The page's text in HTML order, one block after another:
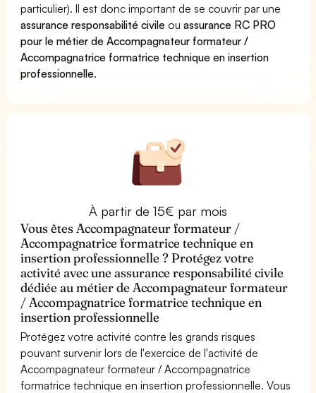
particulier). Il est donc important de se couvrir par une
assurance responsabilité civile ouassurance RC PRO
pour le métier de Accompagnateur formateur /
Accompagnatrice formatrice technique en insertion
professionnelle.
À partir de 15€ par mois
Vous êtes Accompagnateur formateur /
Accompagnatrice formatrice technique en
insertion professionnelle ? Protégez votre
activité avec une assurance responsabilité civile
dédiée au métier de Accompagnateur formateur
/ Accompagnatrice formatrice technique en
insertion professionnelle
Protégez votre activité contre les grands risques
pouvant survenir lors de l'exercice de l'activité de
Accompagnateur formateur / Accompagnatrice
formatrice technique en insertion professionnelle. Vous